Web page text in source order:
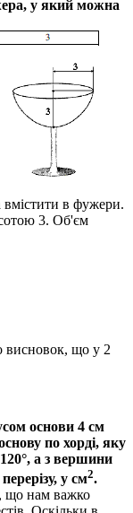
у який можна
вмістити в фужери.
3. Об'єм
висновок, що у 2
основи 4 см
по хорді, яку
120°, а з вершини
у см2.
що нам важко